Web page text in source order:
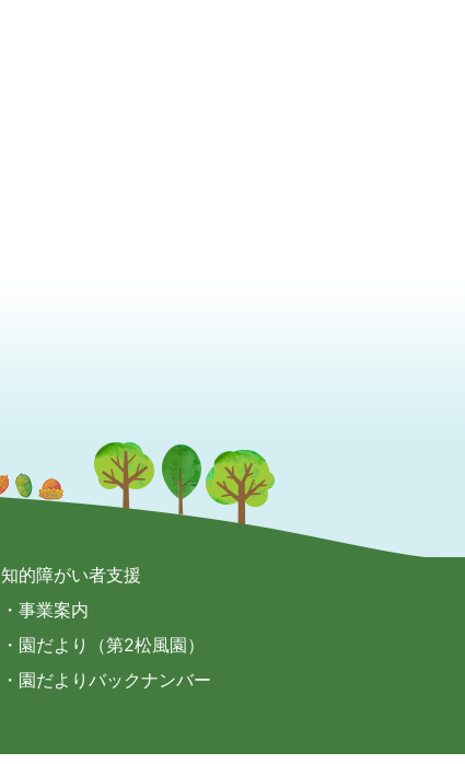
知的障がい者支援
・事業案内
・園だより（第2松風園）
・園だよりバックナンバー